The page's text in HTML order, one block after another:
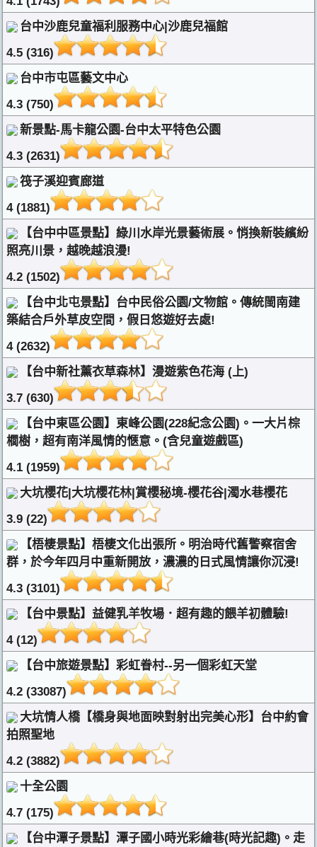
台中沙鹿兒童福利服務中心|沙鹿兒福館
4.5 (316)
台中市屯區藝文中心
4.3 (750)
新景點-馬卡龍公園-台中太平特色公園
4.3 (2631)
筏子溪迎賓廊道
4 (1881)
【台中中區景點】綠川水岸光景藝術展。悄換新裝繽紛
照亮川景，越晚越浪漫!
4.2 (1502)
【台中北屯景點】台中民俗公園/文物館。傳統閩南建
築結合戶外草皮空間，假日悠遊好去處!
4 (2632)
【台中新社薰衣草森林】漫遊紫色花海 (上)
3.7 (630)
【台中東區公園】東峰公園(228紀念公園)。一大片棕
櫚樹，超有南洋風情的愜意。(含兒童遊戲區)
4.1 (1959)
大坑櫻花|大坑櫻花林|賞櫻秘境-櫻花谷|濁水巷櫻花
3.9 (22)
【梧棲景點】梧棲文化出張所。明治時代舊警察宿舍
群，於今年四月中重新開放，濃濃的日式風情讓你沉浸!
4.3 (3101)
【台中景點】益健乳羊牧場．超有趣的餵羊初體驗!
4 (12)
【台中旅遊景點】彩虹眷村--另一個彩虹天堂
4.2 (33087)
大坑情人橋【橋身與地面映對射出完美心形】台中約會
拍照聖地
4.2 (3882)
十全公園
4.7 (175)
【台中潭子景點】潭子國小時光彩繪巷(時光記趣)。走